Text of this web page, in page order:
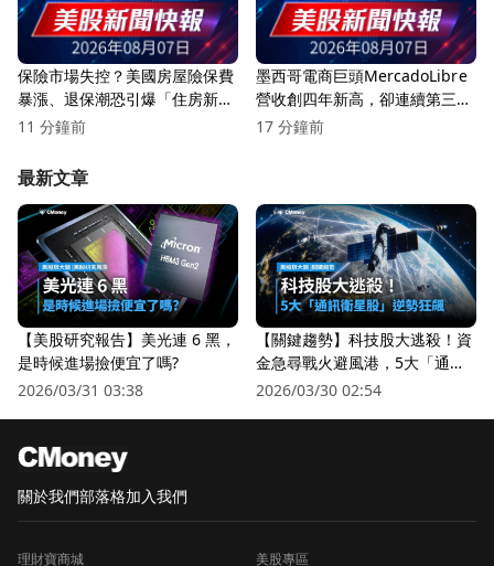
保險市場失控？美國房屋險保費
暴漲、退保潮恐引爆「住房新危
機」
11 分鐘前
墨西哥電商巨頭MercadoLibre
營收創四年新高，卻連續第三季
獲利下滑！
17 分鐘前
最新文章
【美股研究報告】美光連 6 黑，
是時候進場撿便宜了嗎?
2026/03/31 03:38
【關鍵趨勢】科技股大逃殺！資
金急尋戰火避風港，5大「通訊
衛星股」逆勢狂飆
2026/03/30 02:54
關於我們部落格加入我們
理財寶商城 美股專區